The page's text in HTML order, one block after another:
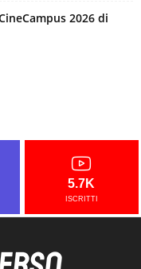
2026 di
5.7K
ISCRITTI